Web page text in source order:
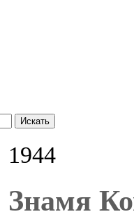
Искать
1944
Знамя